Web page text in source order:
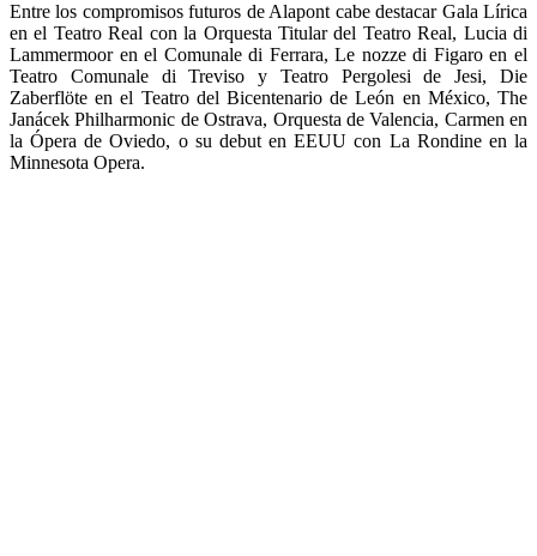
Entre los compromisos futuros de Alapont cabe destacar Gala Lírica
en el Teatro Real con la Orquesta Titular del Teatro Real, Lucia di
Lammermoor en el Comunale di Ferrara, Le nozze di Figaro en el
Teatro Comunale di Treviso y Teatro Pergolesi de Jesi, Die
Zaberflöte en el Teatro del Bicentenario de León en México, The
Janácek Philharmonic de Ostrava, Orquesta de Valencia, Carmen en
la Ópera de Oviedo, o su debut en EEUU con La Rondine en la
Minnesota Opera.